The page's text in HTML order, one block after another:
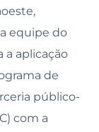
equipe do
a aplicação
de
público-
com a